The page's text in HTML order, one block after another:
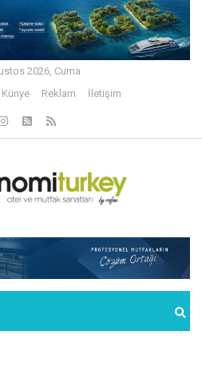
2026, Cuma
Künye Reklam İletişim